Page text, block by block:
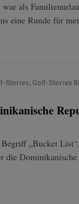
als
eine Runde für
Stories, Golf-Stories
„Bucket
die